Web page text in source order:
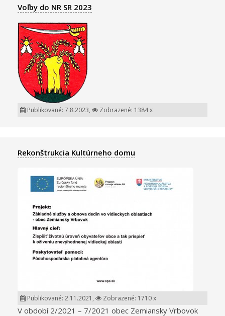
Voľby do NR SR 2023
Publikované: 7.8.2023, Zobrazené: 1384 x
Rekonštrukcia Kultúrneho domu
Publikované: 2.11.2021, Zobrazené: 1710 x
V období 2/2021 – 7/2021 obec Zemiansky Vrbovok